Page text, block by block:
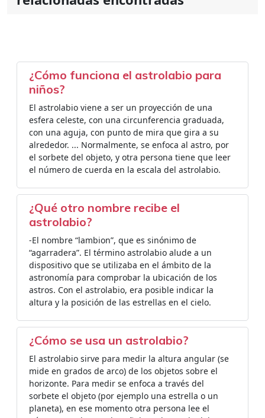
¿Cómo funciona el astrolabio para
niños?
El astrolabio viene a ser un proyección de una
esfera celeste, con una circunferencia graduada,
con una aguja, con punto de mira que gira a su
alrededor. ... Normalmente, se enfoca al astro, por
el sorbete del objeto, y otra persona tiene que leer
el número de cuerda en la escala del astrolabio.
¿Qué otro nombre recibe el
astrolabio?
-El nombre “lambion”, que es sinónimo de
“agarradera”. El término astrolabio alude a un
dispositivo que se utilizaba en el ámbito de la
astronomía para comprobar la ubicación de los
astros. Con el astrolabio, era posible indicar la
altura y la posición de las estrellas en el cielo.
¿Cómo se usa un astrolabio?
El astrolabio sirve para medir la altura angular (se
mide en grados de arco) de los objetos sobre el
horizonte. Para medir se enfoca a través del
sorbete el objeto (por ejemplo una estrella o un
planeta), en ese momento otra persona lee el